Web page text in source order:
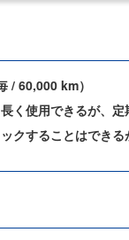
/ 60,000 km）
く使用できるが、定
クすることはでき